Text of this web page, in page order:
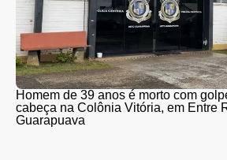
Homem de 39 anos é morto com
cabeça na Colônia Vitória, em Entre
Guarapuava